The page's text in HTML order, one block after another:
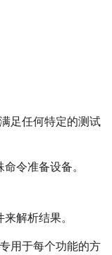
足任何特定的测试
令准备设备。
解析结果。
用于每个功能的方